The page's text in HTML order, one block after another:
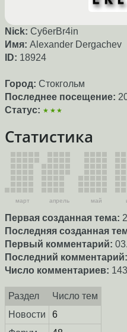
Nick: Cy6erBr4in
Имя: Alexander Dergachev
ID: 18924
Город: Стокгольм
Последнее посещение:
Статус: ★★★
Статистика
март апрель май
Первая созданная тема:
Последняя созданная
Первый комментарий:
Последний комментарий:
Число комментариев:
Раздел
Число тем
Новости
6